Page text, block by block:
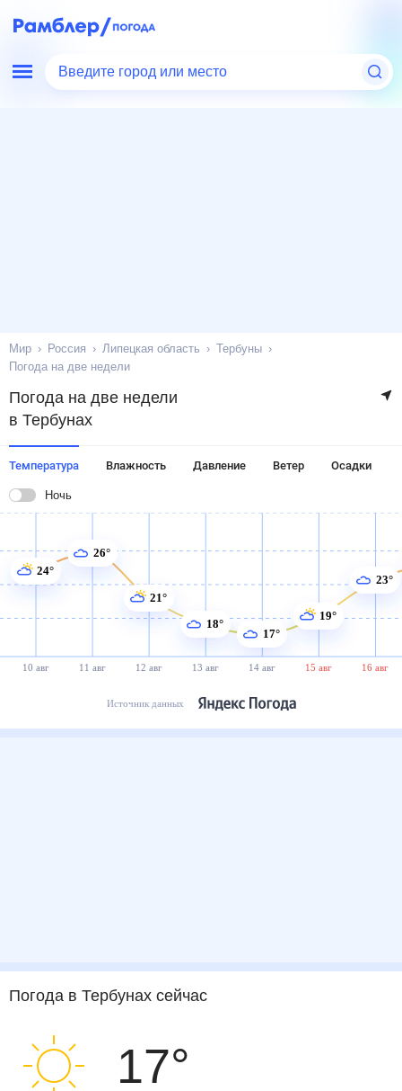
Введите город или место
Мир Россия Липецкая область
Тербуны
Погода на две недели
Погода на две недели
в Тербунах
Температура Влажность Давление Ветер Осадки
Ночь
10 авг 11 авг 12 авг 13 авг 14 авг 15 авг 16 авг
24°
26°
21°
18°
17°
19°
23°
Источник данных
Погода в Тербунах сейчас
17°